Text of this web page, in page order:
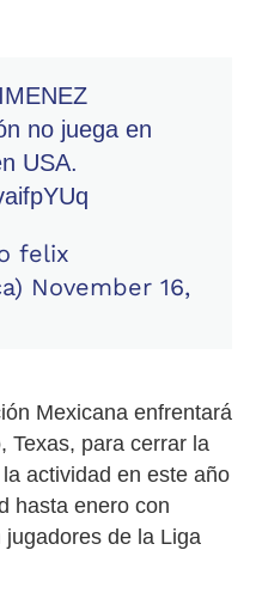
no juega en
USA.
felix
November 16,
Mexicana enfrentará
Texas, para cerrar la
actividad en este año
hasta enero con
de la Liga